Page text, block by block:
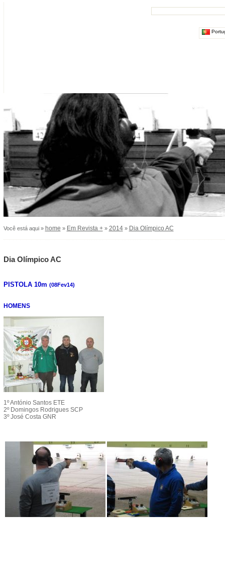
Você está aqui » home » Em Revista +» 2014» Dia Olímpico AC
Dia Olímpico AC
PISTOLA 10m (08Fev14)
HOMENS
1º António Santos ETE
2º Domingos Rodrigues SCP
3º José Costa GNR